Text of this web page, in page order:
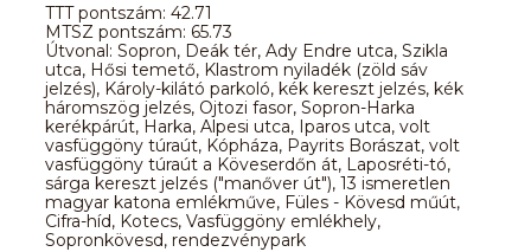
TTT pontszám: 42.71
MTSZ pontszám: 65.73
Útvonal: Sopron, Deák tér, Ady Endre utca, Szikla
utca, Hősi temető, Klastrom nyiladék (zöld sáv
jelzés), Károly-kilátó parkoló, kék kereszt jelzés, kék
háromszög jelzés, Ojtozi fasor, Sopron-Harka
kerékpárút, Harka, Alpesi utca, Iparos utca, volt
vasfüggöny túraút, Kópháza, Payrits Borászat, volt
vasfüggöny túraút a Köveserdőn át, Laposréti-tó,
sárga kereszt jelzés ("manőver út"), 13 ismeretlen
magyar katona emlékműve, Füles - Kövesd műút,
Cifra-híd, Kotecs, Vasfüggöny emlékhely,
Sopronkövesd, rendezvénypark